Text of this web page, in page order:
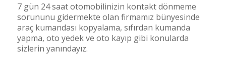
7 gün 24 saat otomobilinizin kontakt dönmeme
sorununu gidermekte olan firmamız bünyesinde
araç kumandası kopyalama, sıfırdan kumanda
yapma, oto yedek ve oto kayıp gibi konularda
sizlerin yanındayız.